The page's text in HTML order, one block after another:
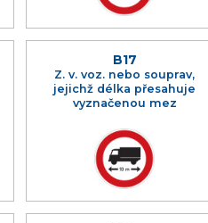
B17
Z. v. voz. nebo souprav,
jejichž délka přesahuje
vyznačenou mez